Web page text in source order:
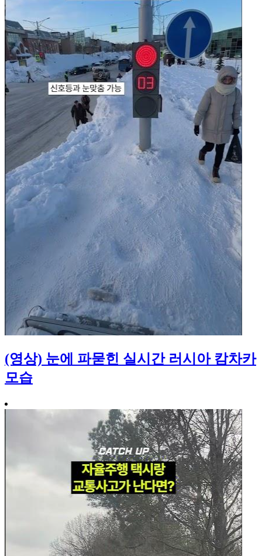
(영상) 눈에 파묻힌 실시간 러시아 캄차카
모습